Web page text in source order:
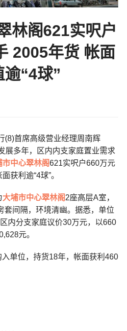
林阁621实呎户
2005年货 帐面
逾“4球”
(8)首席高级营业经理周南辉
展多年，区内内支家庭置业需求
市中心翠林阁621实呎户660万元
获利逾“4球”。
大埔市中心翠林阁2座高层A室，
套间隔，环境清幽。据悉，单位
内分支家庭议价30万元，以660
元。
单位，持货18年，帐面获利460